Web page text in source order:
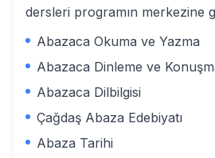
dersleri programın merkezine
Abazaca Okuma ve Yazma
Abazaca Dinleme ve
Abazaca Dilbilgisi
Çağdaş Abaza Edebiyatı
Abaza Tarihi